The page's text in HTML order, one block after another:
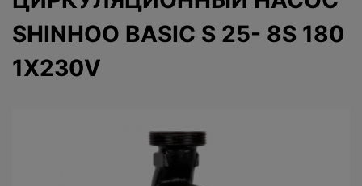
SHINHOO BASIC S 25- 8S 180
1X230V